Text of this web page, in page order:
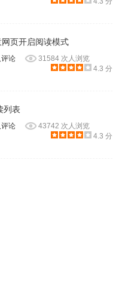
页开启阅读模式
论
31584 次人浏览
4.3 分
列表
论
43742 次人浏览
4.3 分